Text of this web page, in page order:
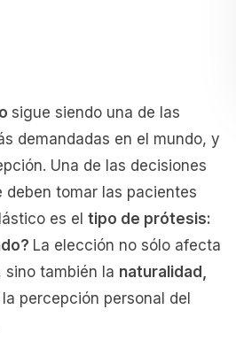
sigue siendo una de las
demandadas en el mundo, y
Una de las decisiones
deben tomar las pacientes
es el tipo de prótesis:
La elección no sólo afecta
también la naturalidad,
percepción personal del